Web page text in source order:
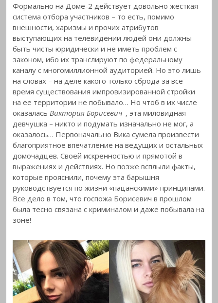
Формально на Доме-2 действует довольно жесткая
система отбора участников – то есть, помимо
внешности, харизмы и прочих атрибутов
выступающих на телевидении людей они должны
быть чисты юридически и не иметь проблем с
законом,ибо их транслируют по федеральному
каналу с многомиллионной аудиторией. Но это лишь
на словах – на деле какого только сброда за все
время существования импровизированной стройки
на ее территории не побывало… Но чтоб в их числе
оказалась Виктория Борисевич , эта миловидная
девчушка – никто и подумать изначально не мог, а
оказалось… Первоначально Вика сумела произвести
благоприятное впечатление на ведущих и остальных
домочадцев. Своей искренностью и прямотой в
выражениях и действиях. Но позже всплыли факты,
которые прояснили, почему эта барышня
руководствуется по жизни «пацанскими» принципами.
Все дело в том, что госпожа Борисевич в прошлом
была тесно связана с криминалом и даже побывала на
зоне!